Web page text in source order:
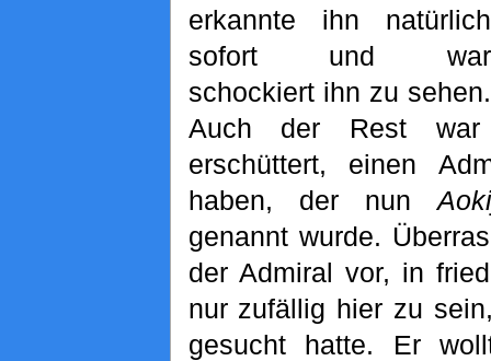
erkannte ihn natürlich
sofort und war
schockiert ihn zu sehen.
Auch der Rest
erschüttert, einen
haben, der nun
genannt wurde.
der Admiral vor, in
nur zufällig hier zu
gesucht hatte. Er